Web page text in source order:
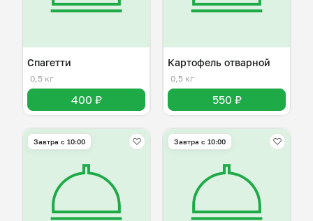
Спагетти
0,5 кг
400 ₽
Картофель отварной
0,5 кг
550 ₽
Завтра c 10:00 Завтра c 10:00